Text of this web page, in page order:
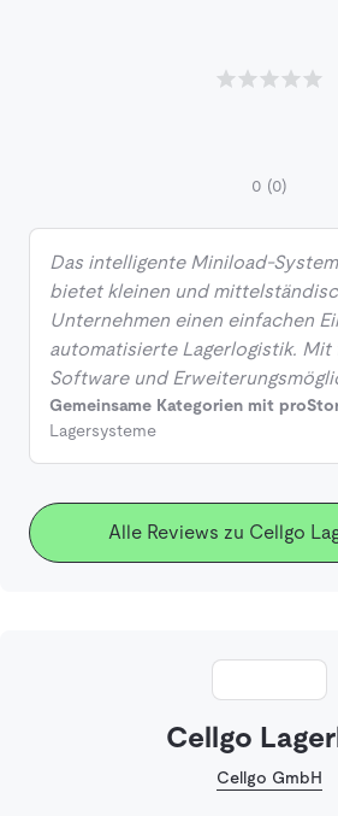
0 (0)
Das intelligente Miniload-
bietet kleinen und
Unternehmen einen einfachen
automatisierte Lagerlogistik.
Software und
Gemeinsame Kategorien mit
Lagersysteme
Alle Reviews zu Cellgo
Cellgo
Cellgo GmbH